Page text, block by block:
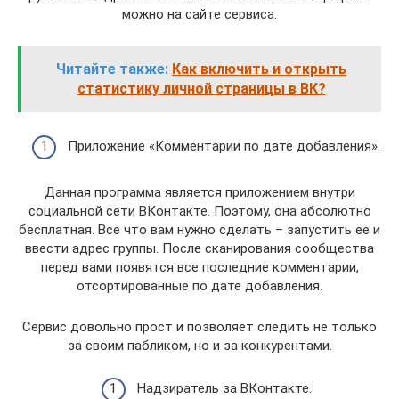
можно на сайте сервиса.
Читайте также: Как включить и открыть
статистику личной страницы в ВК?
Приложение «Комментарии по дате добавления».
Данная программа является приложением внутри
социальной сети ВКонтакте. Поэтому, она абсолютно
бесплатная. Все что вам нужно сделать – запустить ее и
ввести адрес группы. После сканирования сообщества
перед вами появятся все последние комментарии,
отсортированные по дате добавления.
Сервис довольно прост и позволяет следить не только
за своим пабликом, но и за конкурентами.
Надзиратель за ВКонтакте.